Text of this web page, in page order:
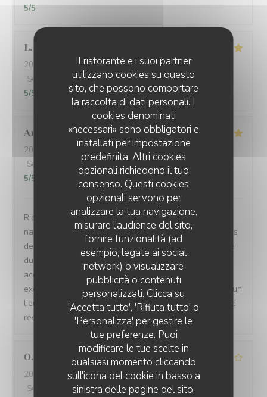
Il ristorante e i suoi partner
utilizzano cookies su questo
sito, che possono comportare
la raccolta di dati personali. I
cookies denominati
«necessari» sono obbligatori e
installati per impostazione
predefinita. Altri cookies
opzionali richiedono il tuo
consenso. Questi cookies
opzionali servono per
analizzare la tua navigazione,
misurare l'audience del sito,
fornire funzionalità (ad
esempio, legate ai social
network) o visualizzare
pubblicità o contenuti
personalizzati. Clicca su
'Accetta tutto', 'Rifiuta tutto' o
'Personalizza' per gestire le
tue preferenze. Puoi
modificare le tue scelte in
qualsiasi momento cliccando
sull'icona del cookie in basso a
sinistra delle pagine del sito.
5/5
L
2022-05-14
- 13:30 - Ospiti 3
Servizio
Atmosfera: 4/5 Cucina: 5/5 Qualità / Prezzo
5/5
Anne-Sophie N
2022-05-14
- 12:30 - Ospiti 2
Servizio
Atmosfera : /5 Cucina /5
5/5
Rien à redire. Cadre petit bistro sympathique avec ses
nappes carreaux rouges., terrasse agréable en ces jours
de beau temps, service rapide et souriant. Fidèle adepte
du carpaccio, celui ci est excellent et généreux,
accompagné d’excellentes frites maison et d’une stade
exceptionnellement bien assaisonnée. Cela va devenir un
lieu de rendez vous pour reapas avec mes enfants. Je le
recommande sans retenue
O
2022-05-11 - 20:15 - Ospiti 5
Servizio
Atmosfera: 4/5 Cucina: 4/5 Qualità / Prezzo
LE PETIT VILLIERS